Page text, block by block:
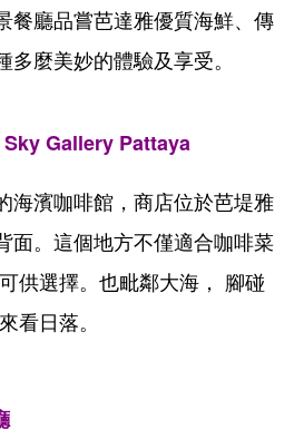
餐廳品嘗芭達雅優質海鮮、傳
麼美妙的體驗及享受。
Sky Gallery Pattaya
海濱咖啡館，商店位於芭堤雅
面。這個地方不僅適合咖啡菜
供選擇。也毗鄰大海， 腳碰
看日落。